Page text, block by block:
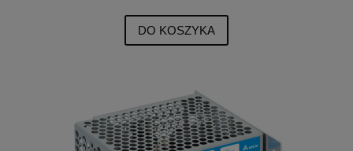
DO KOSZYKA